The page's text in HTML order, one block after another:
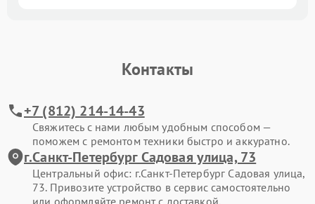
Контакты
+7 (812) 214-14-43
Свяжитесь с нами любым удобным способом —
поможем с ремонтом техники быстро и аккуратно.
г.Санкт-Петербург Садовая улица, 73
Центральный офис: г.Санкт-Петербург Садовая улица,
73. Привозите устройство в сервис самостоятельно
или оформляйте ремонт с доставкой.